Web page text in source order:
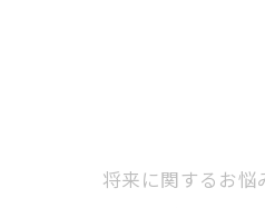
将来に関するお悩